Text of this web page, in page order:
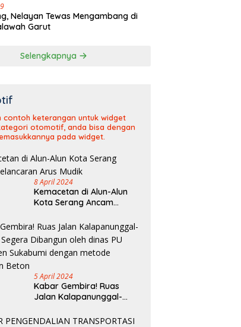
Nelayan Tewas Mengambang di
Garut
Selengkapnya
contoh keterangan untuk widget
otomotif, anda bisa dengan
pada widget.
8 April 2024
Kemacetan di Alun-Alun
Kota Serang Ancam
5 April 2024
Kabar Gembira! Ruas
Jalan Kalapanunggal-
oleh dinas PU Kabupaten